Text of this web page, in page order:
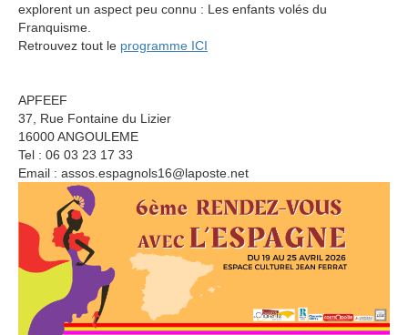
explorent un aspect peu connu : Les enfants volés du
Franquisme.
Retrouvez tout le programme ICI
APFEEF
37, Rue Fontaine du Lizier
16000 ANGOULEME
Tel : 06 03 23 17 33
Email : assos.espagnols16@laposte.net